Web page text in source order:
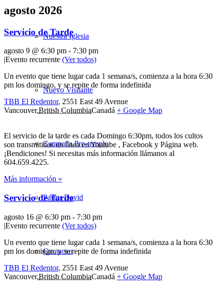
Nuestra Iglesia
Nuevo Visitante
Campaña Pro-templo
Pastor David
Contactar
agosto 2026
Servicio de Tarde
agosto 9 @ 6:30 pm - 7:30 pm
|Evento recurrente (Ver todos)
Un evento que tiene lugar cada 1 semana/s, comienza a la hora 6:30
pm los domingo, y se repite de forma indefinida
TBB El Redentor, 2551 East 49 Avenue
Vancouver,British ColumbiaCanadá + Google Map
El servicio de la tarde es cada Domingo 6:30pm, todos los cultos
son transmitidos en línea en Youtube , Facebook y Página web.
¡Bendiciones! Si necesitas más información llámanos al
604.659.4225.
Más información »
Servicio de Tarde
agosto 16 @ 6:30 pm - 7:30 pm
|Evento recurrente (Ver todos)
Un evento que tiene lugar cada 1 semana/s, comienza a la hora 6:30
pm los domingo, y se repite de forma indefinida
TBB El Redentor, 2551 East 49 Avenue
Vancouver,British ColumbiaCanadá + Google Map